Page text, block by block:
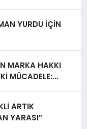
YURDU İÇİN
MARKA HAKKI
MÜCADELE:
ARTIK
YARASI”